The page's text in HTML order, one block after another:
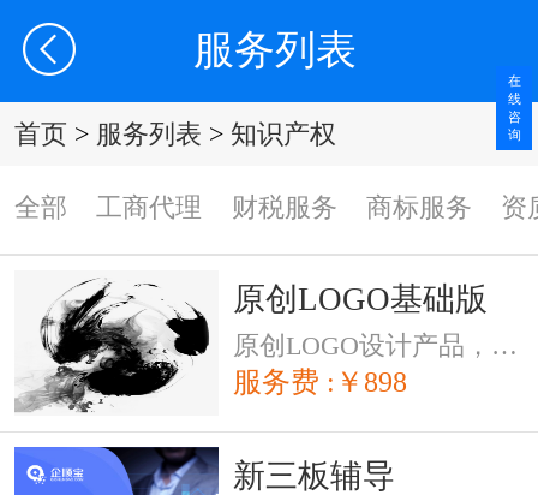
服务列表
首页 > 服务列表 > 知识产权
全部 工商代理 财税服务 商标服务 资
原创LOGO基础版
原创LOGO设计产品，资深设计师设计
服务费 :￥898
新三板辅导
在
线
咨
询